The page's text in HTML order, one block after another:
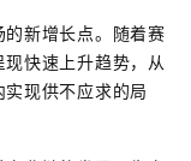
新增长点。随着赛
快速上升趋势，从
现供不应求的局